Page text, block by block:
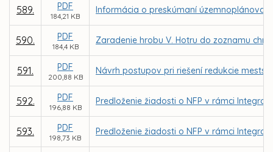
589. PDF
184,21 KB
Informácia o preskúmaní
590. PDF
184,4 KB
Zaradenie hrobu V. Hotru do zoznamu
591. PDF
200,88 KB
Návrh postupov pri riešení redukcie
592. PDF
196,88 KB
Predloženie žiadosti o NFP v rámci
593. PDF
198,73 KB
Predloženie žiadosti o NFP v rámci